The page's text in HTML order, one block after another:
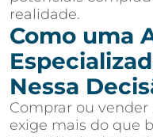
realidade.
Como uma
Nessa
Comprar ou
exige mais do que